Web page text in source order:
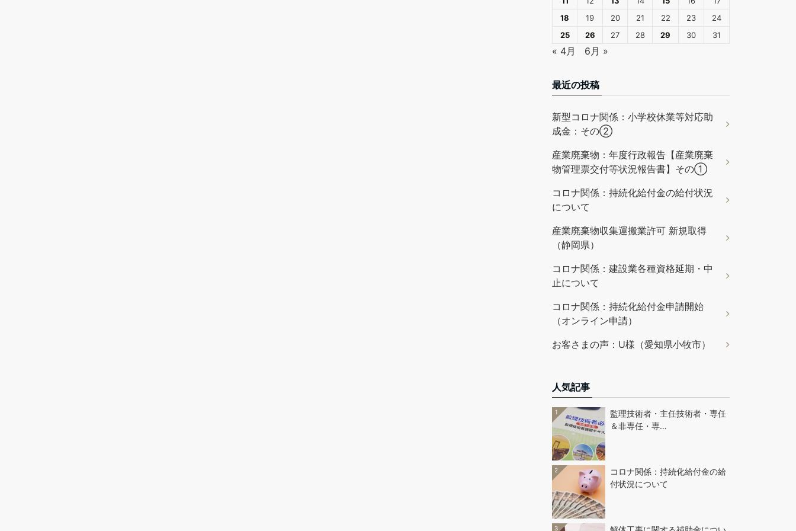
18
19 20 21 22 23
24
25
26 27 28 29 30 31
« 4月 6月 »
最近の投稿
新型コロナ関係：小学校休業等対応助
成金：その②
産業廃棄物：年度行政報告【産業廃棄
物管理票交付等状況報告書】その①
コロナ関係：持続化給付金の給付状況
について
産業廃棄物収集運搬業許可 新規取得
（静岡県）
コロナ関係：建設業各種資格延期・中
止について
コロナ関係：持続化給付金申請開始
（オンライン申請）
お客さまの声：U様（愛知県小牧市）
人気記事
1
監理技術者・主任技術者・専任
＆非専任・専…
2
コロナ関係：持続化給付金の給
付状況について
3